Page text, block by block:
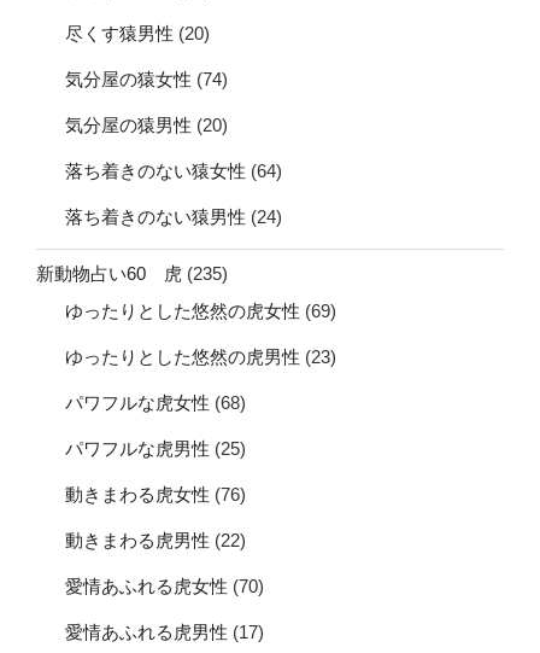
尽くす猿男性 (20)
気分屋の猿女性 (74)
気分屋の猿男性 (20)
落ち着きのない猿女性 (64)
落ち着きのない猿男性 (24)
新動物占い60 虎 (235)
ゆったりとした悠然の虎女性 (69)
ゆったりとした悠然の虎男性 (23)
パワフルな虎女性 (68)
パワフルな虎男性 (25)
動きまわる虎女性 (76)
動きまわる虎男性 (22)
愛情あふれる虎女性 (70)
愛情あふれる虎男性 (17)